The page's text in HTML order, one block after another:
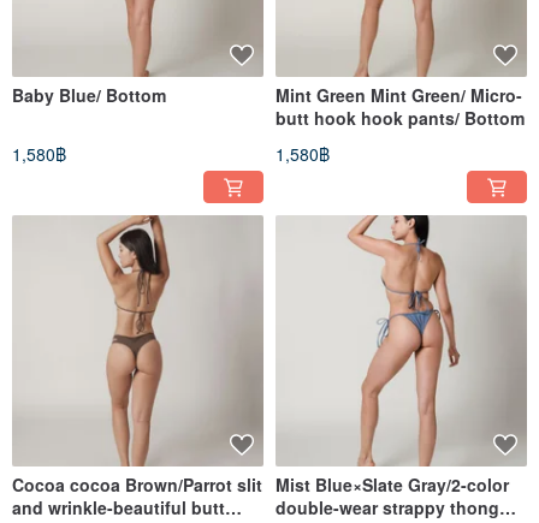
Baby Blue/ Bottom
1,580฿
Mint Green Mint Green/ Micro-
butt hook hook pants/ Bottom
1,580฿
Cocoa cocoa Brown/Parrot slit
and wrinkle-beautiful butt
Mist Blue×Slate Gray/2-color
double-wear strappy thong